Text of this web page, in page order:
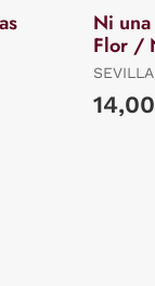
Ni
Flor /